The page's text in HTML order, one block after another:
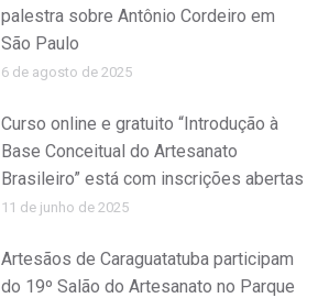
palestra sobre Antônio Cordeiro em
São Paulo
6 de agosto de 2025
Curso online e gratuito “Introdução à
Base Conceitual do Artesanato
Brasileiro” está com inscrições abertas
11 de junho de 2025
Artesãos de Caraguatatuba participam
do 19º Salão do Artesanato no Parque